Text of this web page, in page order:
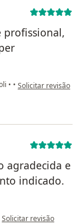
profissional,
• • na opinião do
Solicitar revisão
agradecida e
indicado.
na opinião do utilizador
Solicitar revisão